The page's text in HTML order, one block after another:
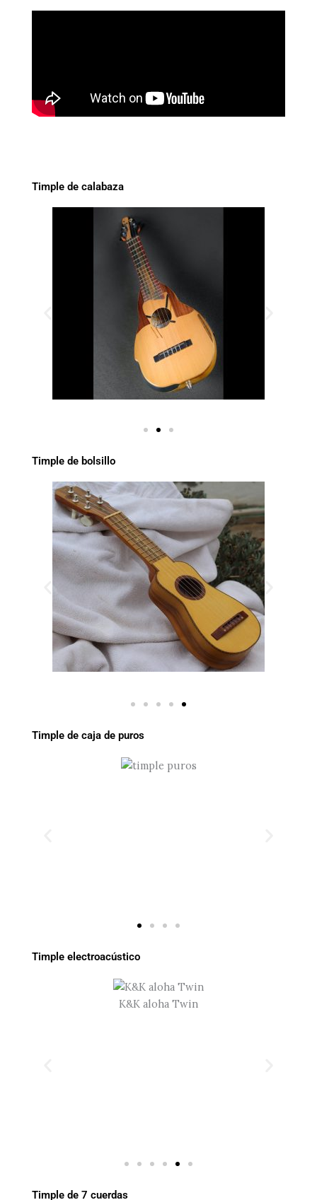
Timple de calabaza
Timple de bolsillo
Timple de caja de puros
Timple electroacústico
K&K aloha Twin
Timple de 7 cuerdas